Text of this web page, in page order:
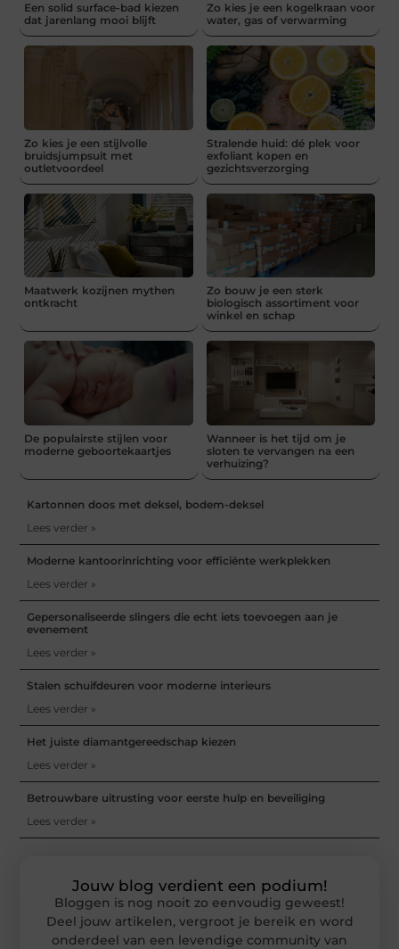
Een solid surface-bad kiezen
dat jarenlang mooi blijft
Zo kies je een kogelkraan voor
water, gas of verwarming
Zo kies je een stijlvolle
bruidsjumpsuit met
outletvoordeel
Stralende huid: dé plek voor
exfoliant kopen en
gezichtsverzorging
Maatwerk kozijnen mythen
ontkracht
Zo bouw je een sterk
biologisch assortiment voor
winkel en schap
De populairste stijlen voor
moderne geboortekaartjes
Wanneer is het tijd om je
sloten te vervangen na een
verhuizing?
Kartonnen doos met deksel, bodem-deksel
Lees verder »
Moderne kantoorinrichting voor efficiënte werkplekken
Lees verder »
Gepersonaliseerde slingers die echt iets toevoegen aan je
evenement
Lees verder »
Stalen schuifdeuren voor moderne interieurs
Lees verder »
Het juiste diamantgereedschap kiezen
Lees verder »
Betrouwbare uitrusting voor eerste hulp en beveiliging
Lees verder »
Jouw blog verdient een podium!
Bloggen is nog nooit zo eenvoudig geweest!
Deel jouw artikelen, vergroot je bereik en word
onderdeel van een levendige community van